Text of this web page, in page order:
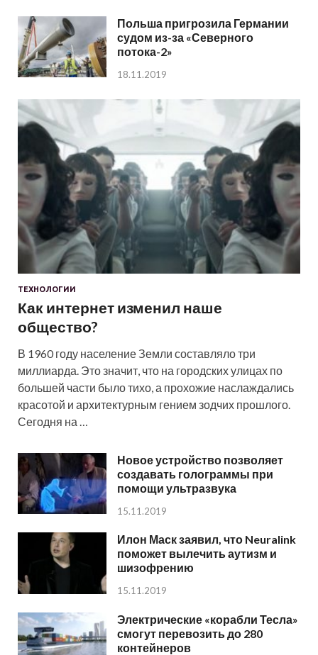
Польша пригрозила Германии
судом из-за «Северного
потока-2»
18.11.2019
ТЕХНОЛОГИИ
Как интернет изменил наше
общество?
В 1960 году население Земли составляло три
миллиарда. Это значит, что на городских улицах по
большей части было тихо, а прохожие наслаждались
красотой и архитектурным гением зодчих прошлого.
Сегодня на …
Новое устройство позволяет
создавать голограммы при
помощи ультразвука
15.11.2019
Илон Маск заявил, что Neuralink
поможет вылечить аутизм и
шизофрению
15.11.2019
Электрические «корабли Тесла»
смогут перевозить до 280
контейнеров